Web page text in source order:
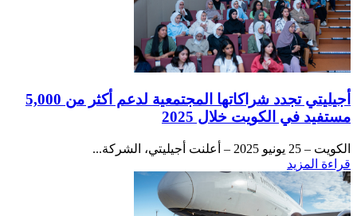
أجيليتي تجدد شراكاتها المجتمعية لدعم أكثر من 5,000
مستفيد في الكويت خلال 2025
الكويت – 25 يونيو 2025 – أعلنت أجيليتي، الشركة...
قراءة المزيد